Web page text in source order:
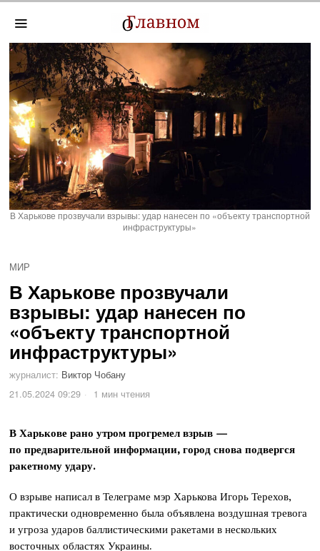
В Харькове прозвучали взрывы: удар нанесен по «объекту транспортной
инфраструктуры»
МИР
В Харькове прозвучали
взрывы: удар нанесен по
«объекту транспортной
инфраструктуры»
журналист: Виктор Чобану
21.05.2024 09:29
1 мин чтения
В Харькове рано утром прогремел взрыв —
по предварительной информации, город снова подвергся
ракетному удару.
О взрыве написал в Телеграме мэр Харькова Игорь Терехов,
практически одновременно была объявлена воздушная тревога
и угроза ударов баллистическими ракетами в нескольких
восточных областях Украины.